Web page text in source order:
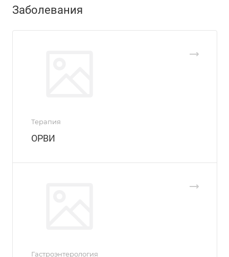
Заболевания
Терапия
ОРВИ
Гастроэнтерология